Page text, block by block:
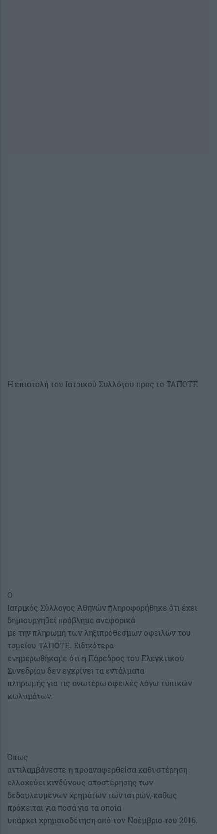
Η επιστολή του Ιατρικού Συλλόγου προς το ΤΑΠΟΤΕ
Ο
Ιατρικός Σύλλογος Αθηνών πληροφορήθηκε ότι έχει
δημιουργηθεί πρόβλημα αναφορικά
με την πληρωμή των ληξιπρόθεσμων οφειλών του
ταμείου ΤΑΠΟΤΕ. Ειδικότερα
ενημερωθήκαμε ότι η Πάρεδρος του Ελεγκτικού
Συνεδρίου δεν εγκρίνει τα εντάλματα
πληρωμής για τις ανωτέρω οφειλές λόγω τυπικών
κωλυμάτων.
Όπως
αντιλαμβάνεστε η προαναφερθείσα καθυστέρηση
ελλοχεύει κινδύνους αποστέρησης των
δεδουλευμένων χρημάτων των ιατρών, καθώς
πρόκειται για ποσά για τα οποία
υπάρχει χρηματοδότηση από τον Νοέμβριο του 2016.